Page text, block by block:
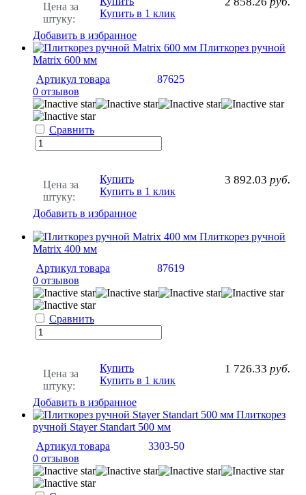
Цена за
штуку:
Купить в 1 клик
Добавить в избранное
Плиткорез ручной
Matrix 600 мм
Артикул товара
87625
0 отзывов
Сравнить
Цена за
штуку:
3 892.03 руб.
Купить
Купить в 1 клик
Добавить в избранное
Плиткорез ручной
Matrix 400 мм
Артикул товара
87619
0 отзывов
Сравнить
Цена за
штуку:
1 726.33 руб.
Купить
Купить в 1 клик
Добавить в избранное
Плиткорез
ручной Stayer Standart 500 мм
Артикул товара
3303-50
0 отзывов